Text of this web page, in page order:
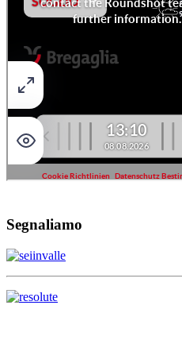
Segnaliamo